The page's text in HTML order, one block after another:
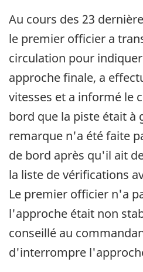
Au cours des 23
le premier officier a
circulation pour
approche finale, a
vitesses et a informé le
bord que la piste était à
remarque n'a été faite
de bord après qu'il ait
la liste de vérifications
Le premier officier n'a
l'approche était non
conseillé au
d'interrompre